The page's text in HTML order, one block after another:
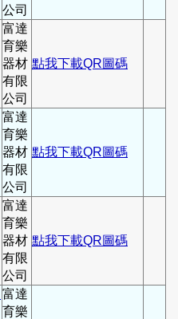
公司
富達
育樂
器材
有限
公司
點我下載QR圖碼
富達
育樂
器材
有限
公司
點我下載QR圖碼
富達
育樂
器材
有限
公司
點我下載QR圖碼
富達
育樂